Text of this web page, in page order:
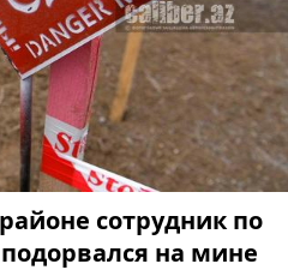
сотрудник по
на мине